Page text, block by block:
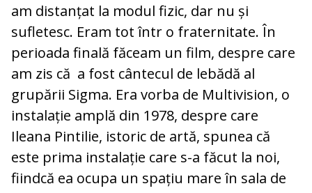
am distanțat la modul fizic, dar nu și
sufletesc. Eram tot într o fraternitate. În
perioada finală făceam un film, despre care
am zis că a fost cântecul de lebădă al
grupării Sigma. Era vorba de Multivision, o
instalație amplă din 1978, despre care
Ileana Pintilie, istoric de artă, spunea că
este prima instalație care s-a făcut la noi,
fiindcă ea ocupa un spațiu mare în sala de